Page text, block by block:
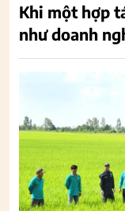
Khi một hợp
như doanh